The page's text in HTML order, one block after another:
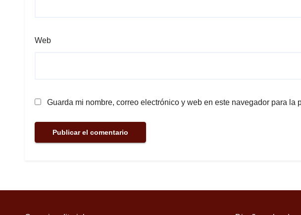
Web
Guarda mi nombre, correo electrónico y web en este navegador para la